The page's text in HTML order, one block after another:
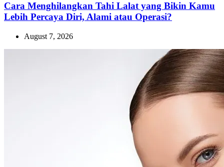
Cara Menghilangkan Tahi Lalat yang Bikin Kamu
Lebih Percaya Diri, Alami atau Operasi?
August 7, 2026